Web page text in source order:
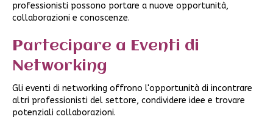
professionisti possono portare a nuove opportunità,
collaborazioni e conoscenze.
Partecipare a Eventi di
Networking
Gli eventi di networking offrono l'opportunità di incontrare
altri professionisti del settore, condividere idee e trovare
potenziali collaborazioni.